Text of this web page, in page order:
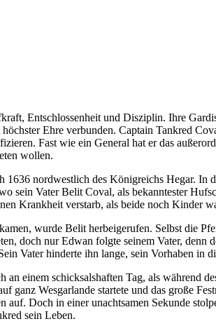
Entschlossenheit und Disziplin. Ihre
Ehre verbunden. Captain Tankred
Fast wie ein General hat er das
wollen.
nordwestlich des Königreichs Hegar. In
sein Vater Belit Coval, als bekanntester
Krankheit verstarb, als beide noch Kinder
wurde Belit herbeigerufen. Selbst die
doch nur Edwan folgte seinem Vater,
Vater hinderte ihn lange, sein Vorhaben in
einem schicksalshaften Tag, als während
ganz Wesgarlande startete und das große
auf. Doch in einer unachtsamen Sekunde
sein Leben.